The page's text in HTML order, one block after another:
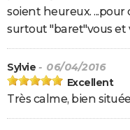
soient heureux.
surtout "baret"vous et
Sylvie - 06/04/2016
Excellent
Très calme, bien